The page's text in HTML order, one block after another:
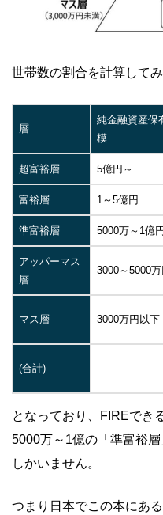
世帯数の割合を計算してみ
層
純金融資産保
模
超富裕層 5億円～
富裕層 1～5億円
準富裕層 5000万～1億円
アッパーマス
層
3000～5000万
マス層 3000万円以下
(合計) –
となっており、FIREでき
5000万～1億の「準富裕
しかいません。
つまり日本でこの本にある